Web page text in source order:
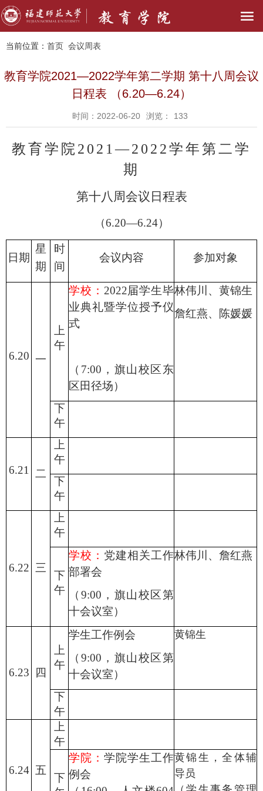
当前位置： 首页 会议周表
教育学院2021—2022学年第二学期 第十八周会议
日程表 （6.20—6.24）
时间：2022-06-20 浏览： 133
教育学院2021—2022学年第二学
期
第十八 周会议日程表
（6.20—6.24）
日期
星
期
时
间
会议内容 参加对象
6.20 一
上
午
学校： 2022届学生毕
业典礼暨学位授予仪
式
（ 7:00，旗山校区东
区田径场）
林伟川、黄锦生
詹红燕、陈媛媛
下
午
6.21 二
上
午
下
午
6.22 三
上
午
下
午
学校： 党建相关工作
部署会
（ 9:00，旗山校区第
十会议室）
林伟川、詹红燕
6.23 四
上
午
学生工作例会
（ 9:00，旗山校区第
十会议室）
黄锦生
下
午
6.24 五
上
午
下
学院： 学院学生工作
例会
黄锦生，全体辅
导员